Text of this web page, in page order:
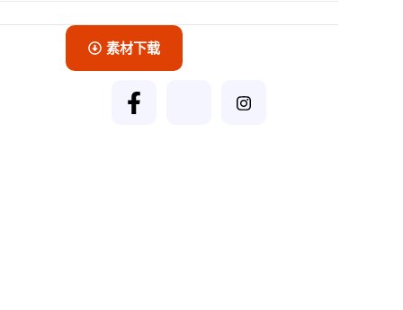
素材下载